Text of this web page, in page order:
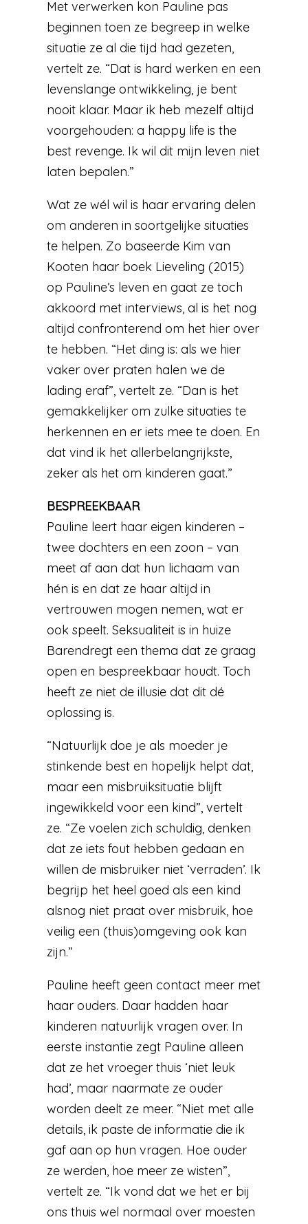
Met verwerken kon Pauline pas
beginnen toen ze begreep in welke
situatie ze al die tijd had gezeten,
vertelt ze. “Dat is hard werken en een
levenslange ontwikkeling, je bent
nooit klaar. Maar ik heb mezelf altijd
voorgehouden: a happy life is the
best revenge. Ik wil dit mijn leven niet
laten bepalen.”
Wat ze wél wil is haar ervaring delen
om anderen in soortgelijke situaties
te helpen. Zo baseerde Kim van
Kooten haar boek Lieveling (2015)
op Pauline’s leven en gaat ze toch
akkoord met interviews, al is het nog
altijd confronterend om het hier over
te hebben. “Het ding is: als we hier
vaker over praten halen we de
lading eraf”, vertelt ze. “Dan is het
gemakkelijker om zulke situaties te
herkennen en er iets mee te doen. En
dat vind ik het allerbelangrijkste,
zeker als het om kinderen gaat.”
BESPREEKBAAR
Pauline leert haar eigen kinderen –
twee dochters en een zoon – van
meet af aan dat hun lichaam van
hén is en dat ze haar altijd in
vertrouwen mogen nemen, wat er
ook speelt. Seksualiteit is in huize
Barendregt een thema dat ze graag
open en bespreekbaar houdt. Toch
heeft ze niet de illusie dat dit dé
oplossing is.
“Natuurlijk doe je als moeder je
stinkende best en hopelijk helpt dat,
maar een misbruiksituatie blijft
ingewikkeld voor een kind”, vertelt
ze. “Ze voelen zich schuldig, denken
dat ze iets fout hebben gedaan en
willen de misbruiker niet ‘verraden’. Ik
begrijp het heel goed als een kind
alsnog niet praat over misbruik, hoe
veilig een (thuis)omgeving ook kan
zijn.”
Pauline heeft geen contact meer met
haar ouders. Daar hadden haar
kinderen natuurlijk vragen over. In
eerste instantie zegt Pauline alleen
dat ze het vroeger thuis ‘niet leuk
had’, maar naarmate ze ouder
worden deelt ze meer. “Niet met alle
details, ik paste de informatie die ik
gaf aan op hun vragen. Hoe ouder
ze werden, hoe meer ze wisten”,
vertelt ze. “Ik vond dat we het er bij
ons thuis wel normaal over moesten